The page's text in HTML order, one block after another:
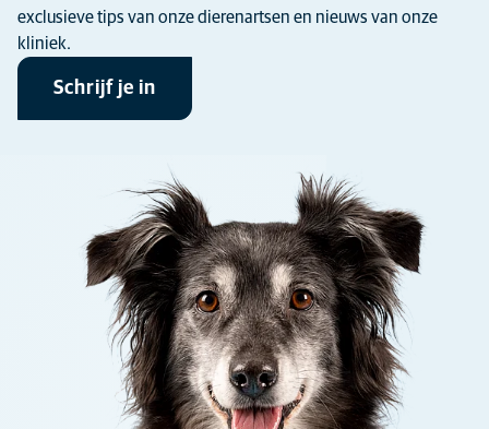
exclusieve tips van onze dierenartsen en nieuws van onze
kliniek.
Schrijf je in